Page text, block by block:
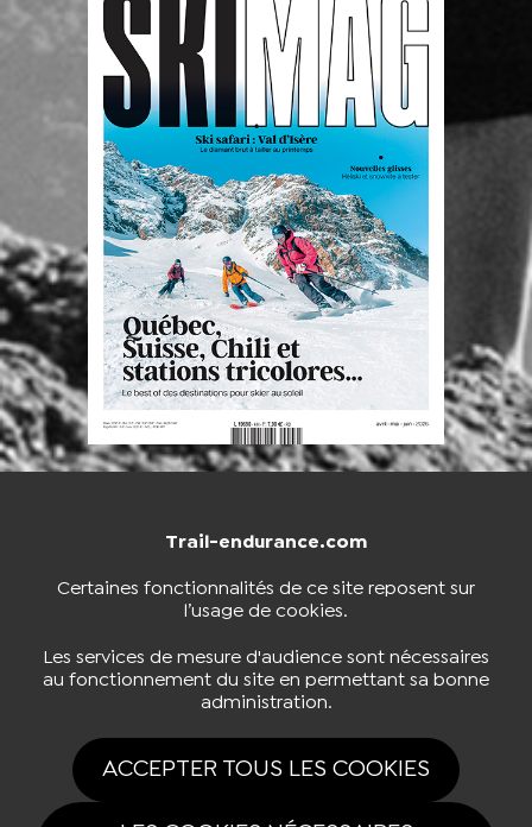
Trail-endurance.com
Certaines fonctionnalités de ce site reposent sur
l’usage de cookies.
Les services de mesure d'audience sont nécessaires
au fonctionnement du site en permettant sa bonne
administration.
ACCEPTER TOUS LES COOKIES
NOUS CONTACTER BOUTIQUE
NOUS SUIVRE